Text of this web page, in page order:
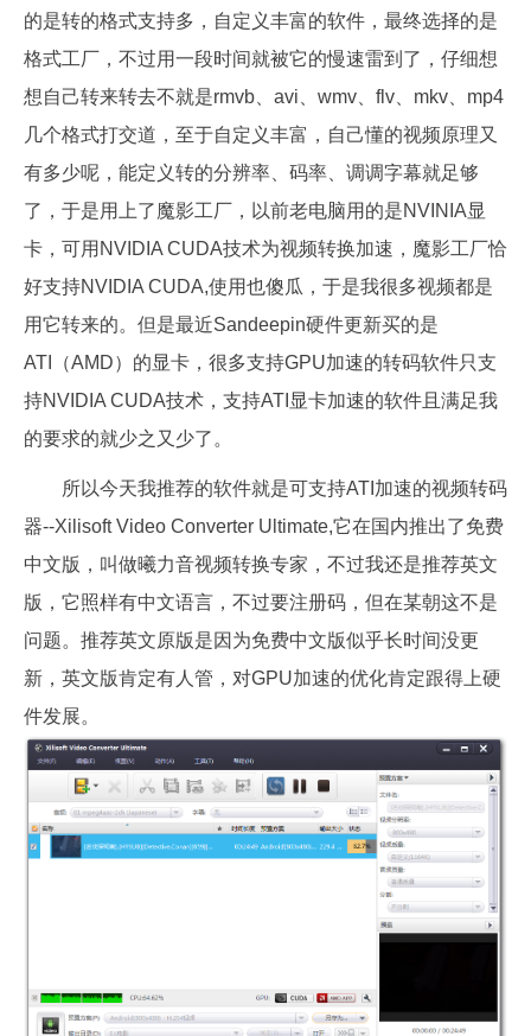
的是转的格式支持多，自定义丰富的软件，最终选择的是
格式工厂，不过用一段时间就被它的慢速雷到了，仔细想
想自己转来转去不就是rmvb、avi、wmv、flv、mkv、mp4
几个格式打交道，至于自定义丰富，自己懂的视频原理又
有多少呢，能定义转的分辨率、码率、调调字幕就足够
了，于是用上了魔影工厂，以前老电脑用的是NVINIA显
卡，可用NVIDIA CUDA技术为视频转换加速，魔影工厂恰
好支持NVIDIA CUDA,使用也傻瓜，于是我很多视频都是
用它转来的。但是最近Sandeepin硬件更新买的是
ATI（AMD）的显卡，很多支持GPU加速的转码软件只支
持NVIDIA CUDA技术，支持ATI显卡加速的软件且满足我
的要求的就少之又少了。
所以今天我推荐的软件就是可支持ATI加速的视频转码
器--Xilisoft Video Converter Ultimate,它在国内推出了免费
中文版，叫做曦力音视频转换专家，不过我还是推荐英文
版，它照样有中文语言，不过要注册码，但在某朝这不是
问题。推荐英文原版是因为免费中文版似乎长时间没更
新，英文版肯定有人管，对GPU加速的优化肯定跟得上硬
件发展。